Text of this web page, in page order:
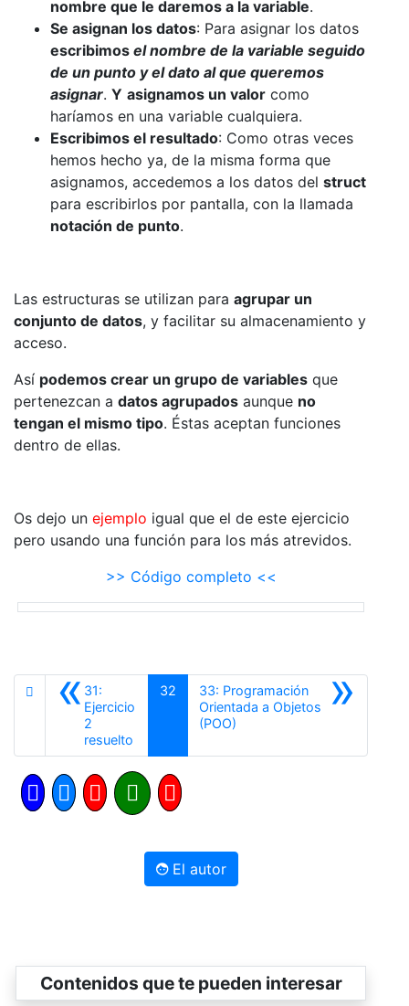
nombre que le daremos a la variable.
Se asignan los datos: Para asignar los datos
escribimos el nombre de la variable seguido
de un punto y el dato al que queremos
asignar. Y asignamos un valor como
haríamos en una variable cualquiera.
Escribimos el resultado: Como otras veces
hemos hecho ya, de la misma forma que
asignamos, accedemos a los datos del struct
para escribirlos por pantalla, con la llamada
notación de punto.
Las estructuras se utilizan para agrupar un
conjunto de datos, y facilitar su almacenamiento y
acceso.
Así podemos crear un grupo de variables que
pertenezcan a datos agrupados aunque no
tengan el mismo tipo. Éstas aceptan funciones
dentro de ellas.
Os dejo un ejemplo igual que el de este ejercicio
pero usando una función para los más atrevidos.
>> Código completo <<
«31:
Ejercicio
2
resuelto
32 »
33: Programación
Orientada a Objetos
(POO)
El autor
Contenidos que te pueden interesar